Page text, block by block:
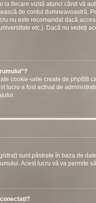
la fiecare vizită atunci când vă
de contul dumneavoastră.
nu este recomandat dacă
etc.). Dacă nu vedeţi
cookie-urile create de phpBB
lucru a fost activat de
sunt păstrate în baza de
Acest lucru vă va permite